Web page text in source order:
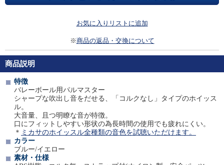
お気に入りリストに追加
※商品の返品・交換について
商品説明
特徴
バレーボール用パルマスター
シャープな吹出し音をだせる、「コルクなし」タイプのホイッス
ル。
大音量、且つ明瞭な音が特徴。
口にフィットしやすい形状の為長時間の使用でも疲れにくい。
＊ ミカサのホイッスル全種類の音色を試聴いただけます。
カラー
ブルー/イエロー
素材・仕様